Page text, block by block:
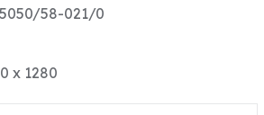
58-021/0
x 1280